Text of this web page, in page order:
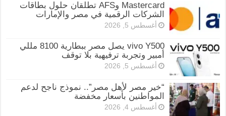
Mastercard وAFS تطلقان حلول بطاقات
الشركات الرقمية في مصر والإمارات
أغسطس 5, 2026
vivo Y500 يصل مصر ببطارية 8100 مللي
أمبير وتجربة ترفيهية بلا توقف
أغسطس 5, 2026
“خير مصر لأهل مصر”.. نموذج ناجح لدعم
المواطنين بأسعار مخفضة
أغسطس 4, 2026